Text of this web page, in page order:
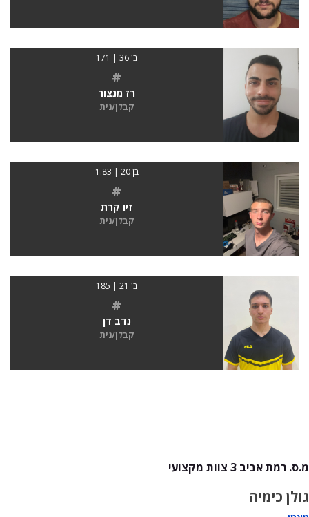
בן 36 | 171
#
רז מנצור
קבלן/נית
בן 20 | 1.83
#
זיו קרת
קבלן/נית
בן 21 | 185
#
נדב דן
קבלן/נית
מ.ס. רמת אביב 3 צוות מקצועי
גולן כימיה